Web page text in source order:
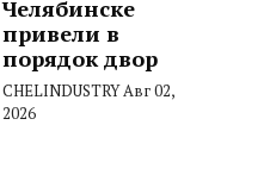
Челябинске
привели в
порядок двор
CHELINDUSTRYАвг 02,
2026